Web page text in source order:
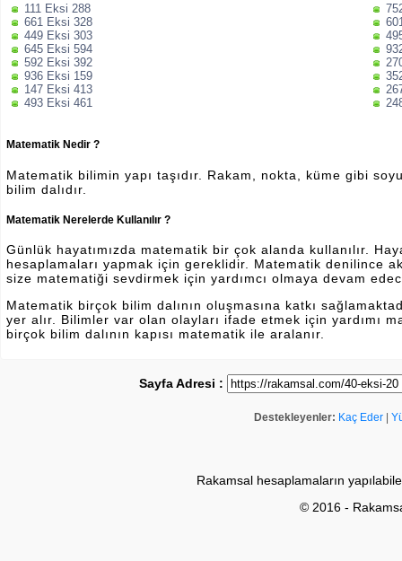
111 Eksi 288
661 Eksi 328
449 Eksi 303
645 Eksi 594
592 Eksi 392
936 Eksi 159
147 Eksi 413
493 Eksi 461
Matematik Nedir ?
Matematik bilimin yapı taşıdır. Rakam, nokta, küme gibi
bilim dalıdır.
Matematik Nerelerde Kullanılır ?
Günlük hayatımızda matematik bir çok alanda kullanılır.
hesaplamaları yapmak için gereklidir. Matematik denilince
size matematiği sevdirmek için yardımcı olmaya devam
Matematik birçok bilim dalının oluşmasına katkı
yer alır. Bilimler var olan olayları ifade etmek için yardımı
birçok bilim dalının kapısı matematik ile aralanır.
Sayfa Adresi :
Destekleyenler: Kaç Eder
Rakamsal hesaplamaların
© 2016 -